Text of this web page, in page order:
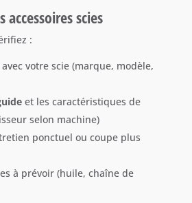
accessoires scies
:
votre scie (marque, modèle,
et les caractéristiques de
selon machine)
ponctuel ou coupe plus
à prévoir (huile, chaîne de